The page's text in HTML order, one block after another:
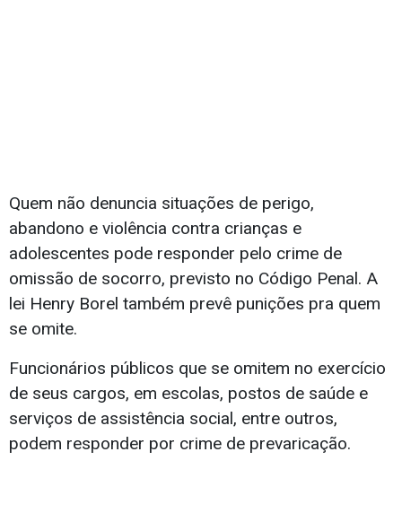
Quem não denuncia situações de perigo,
abandono e violência contra crianças e
adolescentes pode responder pelo crime de
omissão de socorro, previsto no Código Penal. A
lei Henry Borel também prevê punições pra quem
se omite.
Funcionários públicos que se omitem no exercício
de seus cargos, em escolas, postos de saúde e
serviços de assistência social, entre outros,
podem responder por crime de prevaricação.